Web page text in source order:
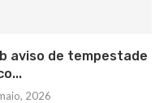
aviso de tempestade
2026